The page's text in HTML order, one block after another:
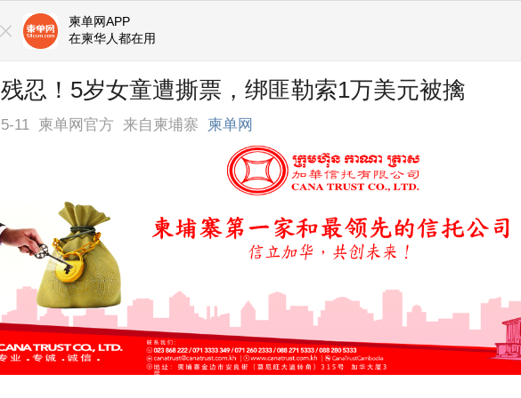
柬单网APP
在柬华人都在用
残忍！5岁女童遭撕票，绑匪勒索1万美元被擒
5-11 柬单网官方 来自柬埔寨 柬单网